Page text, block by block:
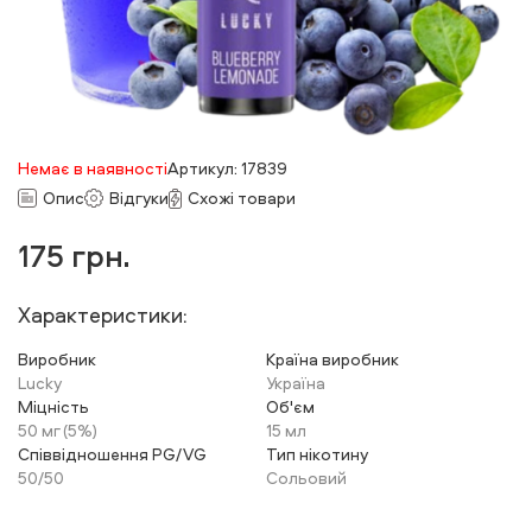
Немає в наявностіАртикул: 17839
Опис
Відгуки Схожі товари
175 грн.
Характеристики:
Виробник
Lucky
Країна виробник
Україна
Міцність
50 мг (5%)
Об'єм
15 мл
Співвідношення PG/VG
50/50
Тип нікотину
Сольовий